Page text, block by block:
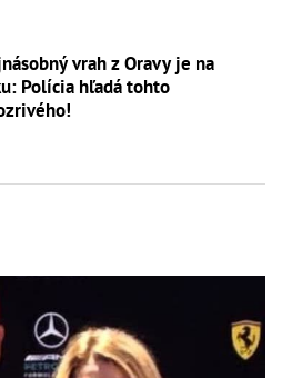
vrah z Oravy je na
Polícia hľadá tohto